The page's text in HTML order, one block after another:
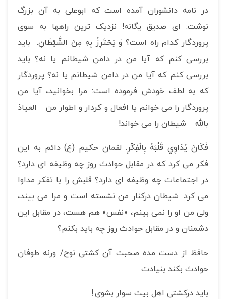
در نامه دانشوران آمده است که ابوعلی به آن بزرگ
نوشت: ای صدیق یگانه! نزدیک ترین راهها به سوی
پروردگار کدام راه است؟ وَ يَحْتَرِزُ بِهِ مِنَ الشَّيْطَانِ. باید
بررسی کنم که آیا من در دامن شیطانم یا نه؟ باید
بررسی کنم که آیا من در دامن شیطانم یا نه؟ پروردگار
که به لطف خودش فرموده است: مرا بخوانید، آیا من
پروردگار را می خوانم یا افعال و کردار و اطوار من – العیاذ
بالله – شیطان را می خواند!
فَكَانَ يُدَاوِي قَلْبَهُ بِالْفِكْرِ. لقمان حکیم (ع) دائم به این
فکر می کرد که در مقابل حوادث روز چه وظیفه ای دارد؟
در اجتماعات چه وظیفه ای دارد؟ قلبش را با تفکر مداوا
می کرد. شیطان درکنار من نشسته است و مرا می بیند،
ولی من او را نمی بینم، «نفس» هم هست، در مقابل این
دشمنان و در مقابل حوادث روز چه باید بکنم؟
حافظ از دست مده صحبت آن کشتی نوح/ ورنه طوفان
حوادث بکند بنیادت
باید درکشتی اهل بیت سوار بشوی.!